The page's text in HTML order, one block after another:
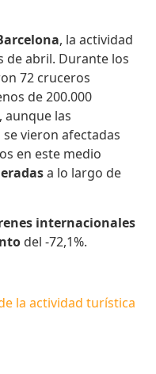
, la actividad
de abril. Durante los
72 cruceros
de 200.000
aunque las
vieron afectadas
en este medio
a lo largo de
internacionales
del -72,1%.
la actividad turística